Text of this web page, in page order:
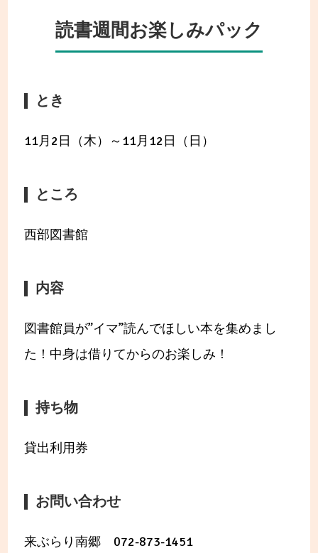
読書週間お楽しみパック
とき
11月2日（木）～11月12日（日）
ところ
西部図書館
内容
図書館員が”イマ”読んでほしい本を集めまし
た！中身は借りてからのお楽しみ！
持ち物
貸出利用券
お問い合わせ
来ぶらり南郷 072-873-1451